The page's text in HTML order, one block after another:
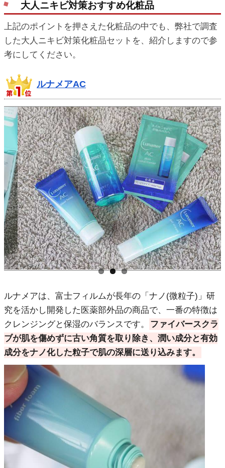
大人ニキビ対策おすすめ化粧品
上記のポイントを押さえた化粧品の中でも、弊社で調査
した大人ニキビ対策化粧品セットを、紹介しますので参
考にしてください。
ルナメアAC
ルナメアは、富士フィルムが長年の「ナノ(微粒子)」研
究を活かし開発した医薬部外品の商品で、一番の特徴は
クレンジングと保湿のバランスです。
ファイバースクラ
ブが肌を傷めずに古い角質を取り除き、潤い成分と有効
成分をナノ化した粒子で肌の深層に送り込みます。